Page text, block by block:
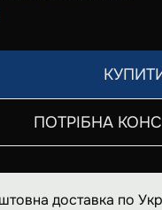
ПОТРІБНА
доставка по